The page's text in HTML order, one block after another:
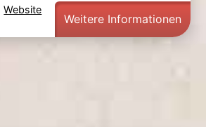
Website
Weitere Informationen